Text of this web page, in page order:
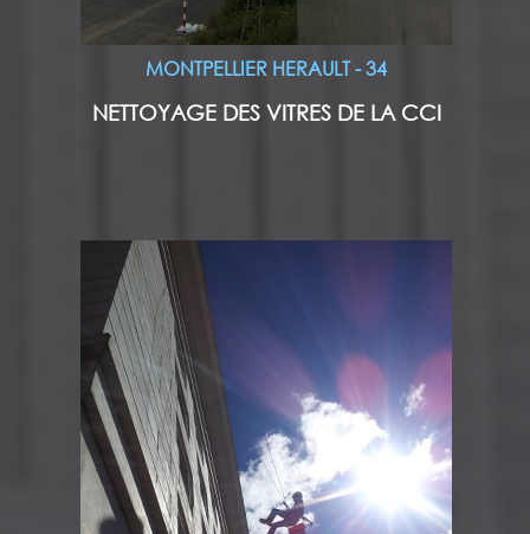
MONTPELLIER HERAULT - 34
NETTOYAGE DES VITRES DE LA CCI